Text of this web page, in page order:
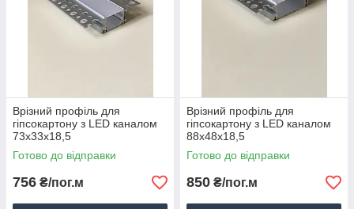
Врізний профіль для
гіпсокартону з LED каналом
73x33x18,5
Готово до відправки
756 ₴/пог.м
Врізний профіль для
гіпсокартону з LED каналом
88x48x18,5
Готово до відправки
850 ₴/пог.м